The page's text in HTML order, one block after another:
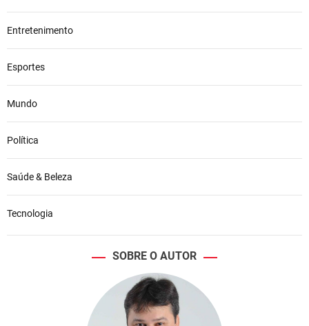
Entretenimento
Esportes
Mundo
Política
Saúde & Beleza
Tecnologia
SOBRE O AUTOR